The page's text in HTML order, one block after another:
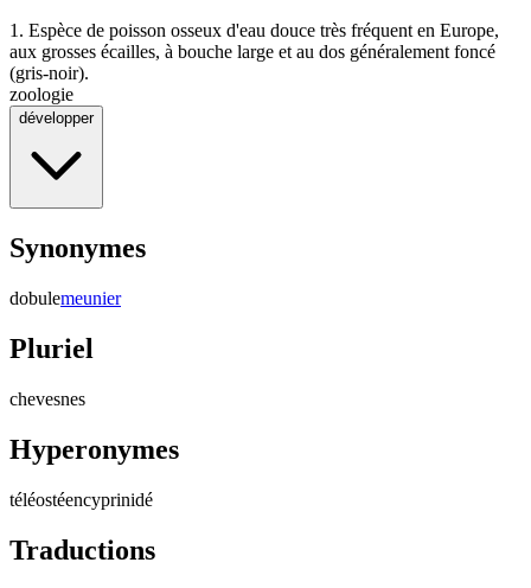
1. Espèce de poisson osseux d'eau douce très fréquent en Europe,
aux grosses écailles, à bouche large et au dos généralement foncé
(gris-noir).
zoologie
développer
Synonymes
dobulemeunier
Pluriel
chevesnes
Hyperonymes
téléostéencyprinidé
Traductions